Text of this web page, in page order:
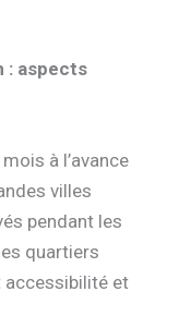
: aspects
à l’avance
villes
pendant les
quartiers
accessibilité et